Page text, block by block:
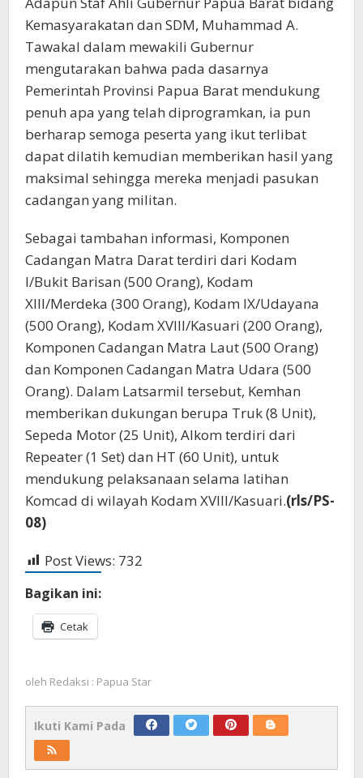
Kemasyarakatan dan SDM, Muhammad A.
Tawakal dalam mewakili Gubernur
mengutarakan bahwa pada dasarnya
Pemerintah Provinsi Papua Barat mendukung
penuh apa yang telah diprogramkan, ia pun
berharap semoga peserta yang ikut terlibat
dapat dilatih kemudian memberikan hasil yang
maksimal sehingga mereka menjadi pasukan
cadangan yang militan.
Sebagai tambahan informasi, Komponen
Cadangan Matra Darat terdiri dari Kodam
I/Bukit Barisan (500 Orang), Kodam
XIII/Merdeka (300 Orang), Kodam IX/Udayana
(500 Orang), Kodam XVIII/Kasuari (200 Orang),
Komponen Cadangan Matra Laut (500 Orang)
dan Komponen Cadangan Matra Udara (500
Orang). Dalam Latsarmil tersebut, Kemhan
memberikan dukungan berupa Truk (8 Unit),
Sepeda Motor (25 Unit), Alkom terdiri dari
Repeater (1 Set) dan HT (60 Unit), untuk
mendukung pelaksanaan selama latihan
Komcad di wilayah Kodam XVIII/Kasuari.(rls/PS-
08)
Post Views: 732
Bagikan ini:
Cetak
oleh Redaksi : Papua Star
Ikuti Kami Pada